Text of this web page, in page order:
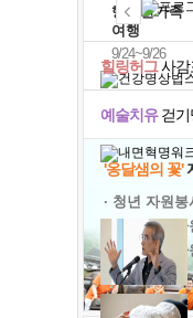
행복한가족
여행
9/24~9/26
예술치유걷기
힐링허그사감
'옹달샘의 꽃'
· 청년 자원봉
· 금빛청년
· 음식연구